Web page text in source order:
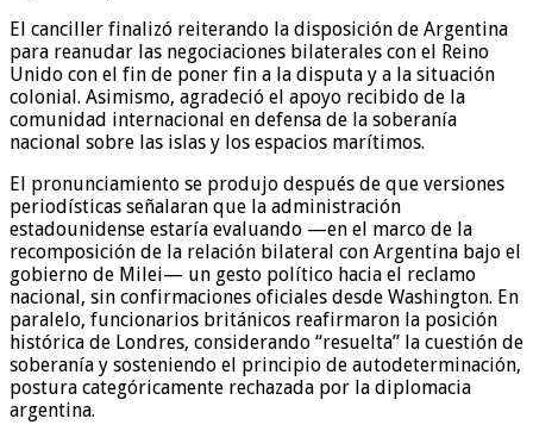
El canciller finalizó reiterando la disposición de Argentina
para reanudar las negociaciones bilaterales con el Reino
Unido con el fin de poner fin a la disputa y a la situación
colonial. Asimismo, agradeció el apoyo recibido de la
comunidad internacional en defensa de la soberanía
nacional sobre las islas y los espacios marítimos.
El pronunciamiento se produjo después de que versiones
periodísticas señalaran que la administración
estadounidense estaría evaluando —en el marco de la
recomposición de la relación bilateral con Argentina bajo el
gobierno de Milei— un gesto político hacia el reclamo
nacional, sin confirmaciones oficiales desde Washington. En
paralelo, funcionarios británicos reafirmaron la posición
histórica de Londres, considerando “resuelta” la cuestión de
soberanía y sosteniendo el principio de autodeterminación,
postura categóricamente rechazada por la diplomacia
argentina.